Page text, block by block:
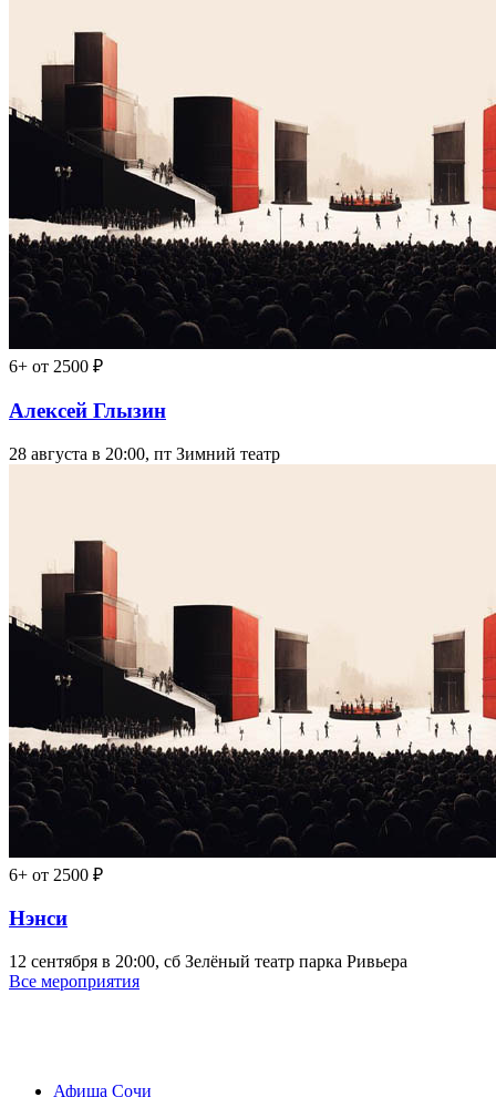
6+ от 2500 ₽
Алексей Глызин
28 августа в 20:00, пт Зимний театр
6+ от 2500 ₽
Нэнси
12 сентября в 20:00, сб Зелёный театр парка Ривьера
Все мероприятия
Афиша Сочи